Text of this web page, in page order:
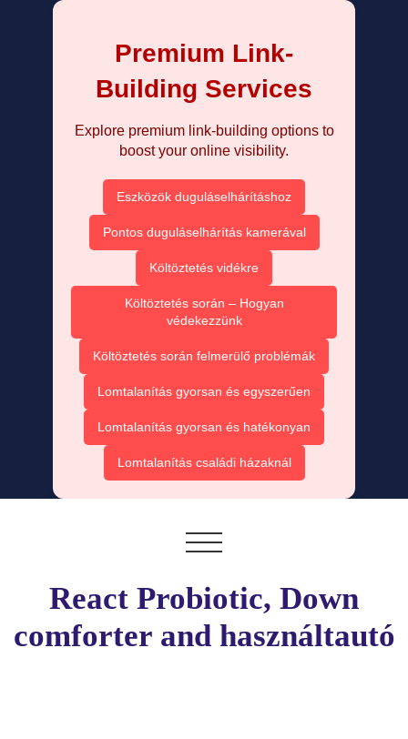
Premium Link-
Building Services
Explore premium link-building options to
boost your online visibility.
Eszközök duguláselhárításhoz
Pontos duguláselhárítás kamerával
Költöztetés vidékre
Költöztetés során – Hogyan
védekezzünk
Költöztetés során felmerülő problémák
Lomtalanítás gyorsan és egyszerűen
Lomtalanítás gyorsan és hatékonyan
Lomtalanítás családi házaknál
React Probiotic, Down
comforter and használtautó